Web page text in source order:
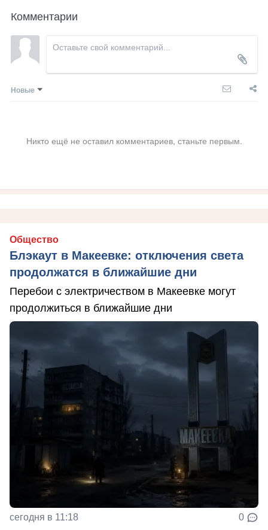
Комментарии
Новые
Никто ещё не оставил комментариев, станьте первым.
Общество
Блэкаут в Макеевке: отключения света
продолжатся в ближайшие дни
Перебои с электричеством в Макеевке могут
продолжиться в ближайшие дни
сегодня в 11:18 0